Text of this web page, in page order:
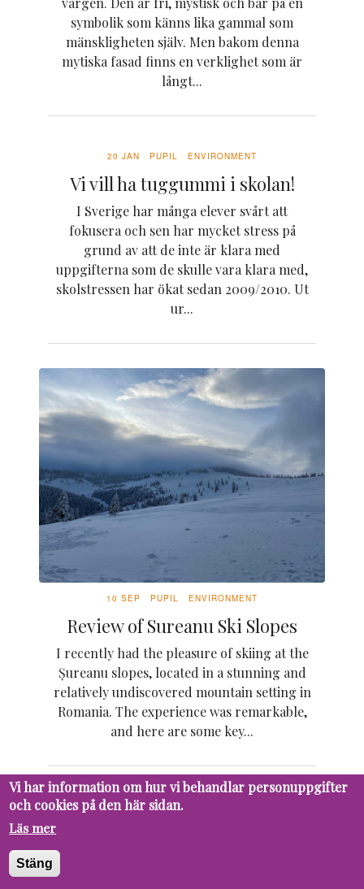
symbolik som känns lika gammal som
mänskligheten själv. Men bakom denna
mytiska fasad finns en verklighet som är
långt...
20 JAN PUPIL ENVIRONMENT
Vi vill ha tuggummi i skolan!
I Sverige har många elever svårt att
fokusera och sen har mycket stress på
grund av att de inte är klara med
uppgifterna som de skulle vara klara med,
skolstressen har ökat sedan 2009/2010. Ut
ur...
10 SEP PUPIL ENVIRONMENT
Review of Sureanu Ski Slopes
I recently had the pleasure of skiing at the
Șureanu slopes, located in a stunning and
relatively undiscovered mountain setting in
Romania. The experience was remarkable,
and here are some key...
16 MAY PUPIL
planets liv. Djurparker lockar besökare med
Vi har information om hur vi behandlar personuppgifter
och cookies på den här sidan.
Läs mer
Stäng